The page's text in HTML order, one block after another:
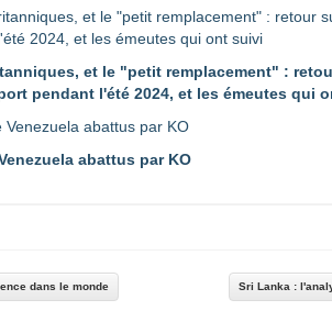
et le "petit remplacement" :
pendant l'été 2024, et les émeutes qui
abattus par KO
dans le monde Sri Lanka :